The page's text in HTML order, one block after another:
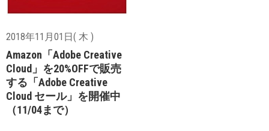
2018年11月01日( 木 )
Amazon「Adobe Creative
Cloud」を20%OFFで販売
する「Adobe Creative
Cloud セール」を開催中
（11/04まで）